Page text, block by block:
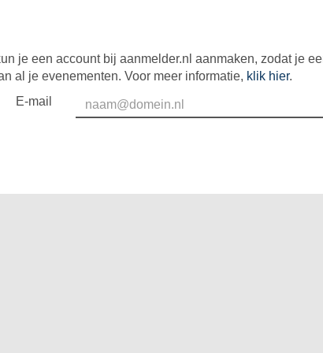
je een account bij aanmelder.nl aanmaken, zodat je
al je evenementen. Voor meer informatie, klik hier.
E-mail